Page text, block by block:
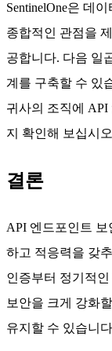
SentinelOne은 데
종합적인 관점을
공합니다. 다음 일
계를 구축할 수 있
귀사의 조직에
지 확인해 보십시
결론
API 엔드포인트 보
하고 적응력을 갖
인증부터 정기적
보안을 크게 강화
유지할 수 있습니